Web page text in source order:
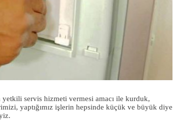
yetkili servis hizmeti vermesi amacı ile kurduk,
yaptığımız işlerin hepsinde küçük ve büyük diye